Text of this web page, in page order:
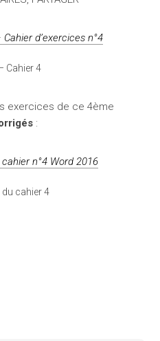
d’exercices n°4
Cahier 4
exercices de ce 4ème
:
n°4 Word 2016
cahier 4